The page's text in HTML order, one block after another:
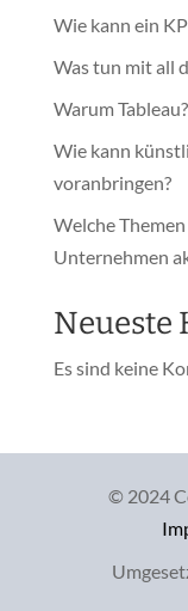
Wie kann ein
Was tun mit all
Warum Tableau?
Wie kann
voranbringen?
Welche
Unternehmen
Neueste
Es sind keine
© 2024